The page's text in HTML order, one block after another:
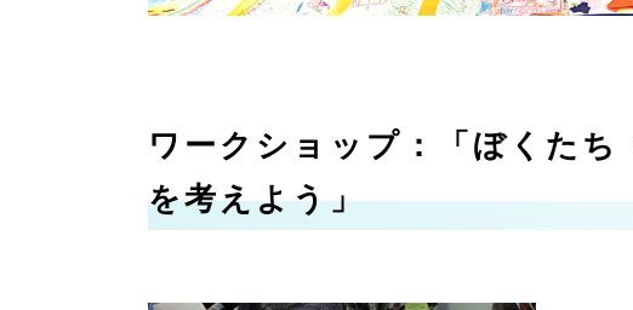
ワークショップ：「ぼくた
を考えよう」